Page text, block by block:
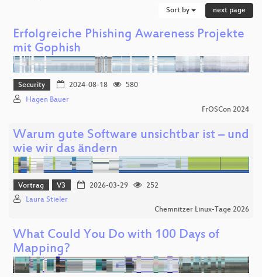
Sort by next page
Erfolgreiche Phishing Awareness Projekte
mit Gophish
Security 2024-08-18
580
Hagen Bauer
FrOSCon 2024
Warum gute Software unsichtbar ist – und
wie wir das ändern
Vortrag V3 2026-03-29
252
Laura Stieler
Chemnitzer Linux-Tage 2026
What Could You Do with 100 Days of
Mapping?